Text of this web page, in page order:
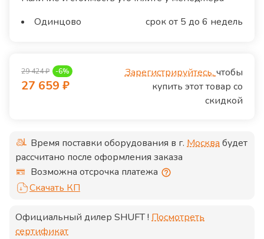
Одинцово
срок от 5 до 6 недель
29 424₽ -6%
27 659 ₽
Зарегистрируйтесь,чтобы
купить этот товар со
скидкой
Время поставки оборудования в г. Москвабудет
рассчитано после оформления заказа
Возможна отсрочка платежа
Скачать КП
Официальный дилер SHUFT! Посмотреть
сертификат